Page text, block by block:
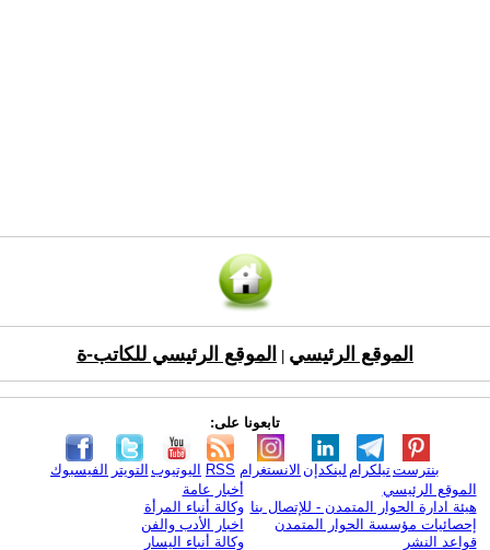
الموقع الرئيسي الموقع الرئيسي للكاتب-ة
تابعونا على:
الفيسبوك التويتر اليوتيوب RSS الانستغرام لينكدإن تيلكرامبنترست
الموقع الرئيسي
هيئة ادارة الحوار المتمدن - للإتصال بنا
إحصائيات مؤسسة الحوار المتمدن
قواعد النشر
أخبار عامة
وكالة أنباء المرأة
اخبار الأدب والفن
وكالة أنباء اليسار